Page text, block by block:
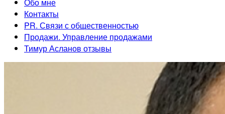
Контакты
PR. Связи с общественностью
Продажи. Управление продажами
Тимур Асланов отзывы